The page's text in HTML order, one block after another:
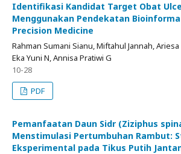
Identifikasi Kandidat Target Obat
Menggunakan Pendekatan
Precision Medicine
Rahman Sumani Sianu, Miftahul Jannah,
Eka Yuni N, Annisa Pratiwi G
10-28
PDF
Pemanfaatan Daun Sidr (Ziziphus
Menstimulasi Pertumbuhan Rambut:
Eksperimental pada Tikus Putih